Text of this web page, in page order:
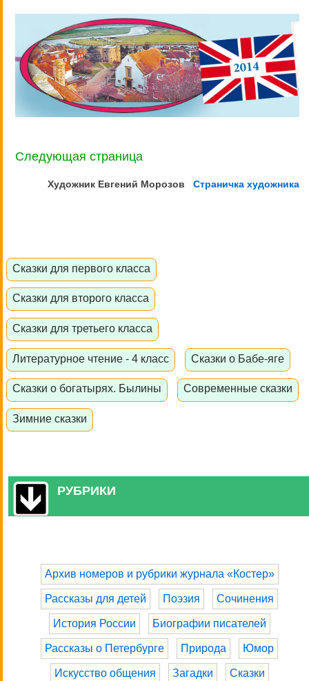
Следующая страница
Художник Евгений Морозов Страничка художника
Сказки для первого класса
Сказки для второго класса
Сказки для третьего класса
Литературное чтение - 4 класс Сказки о Бабе-яге
Сказки о богатырях. Былины Современные сказки
Зимние сказки
РУБРИКИ
Архив номеров и рубрики журнала «Костер»
Рассказы для детей Поэзия Сочинения
История России Биографии писателей
Рассказы о Петербурге Природа Юмор
Искусство общения Загадки Сказки